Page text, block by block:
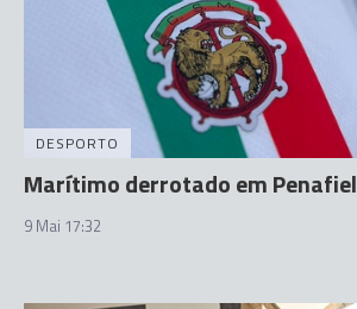
DESPORTO
Marítimo derrotado em Penafiel
9 Mai 17:32